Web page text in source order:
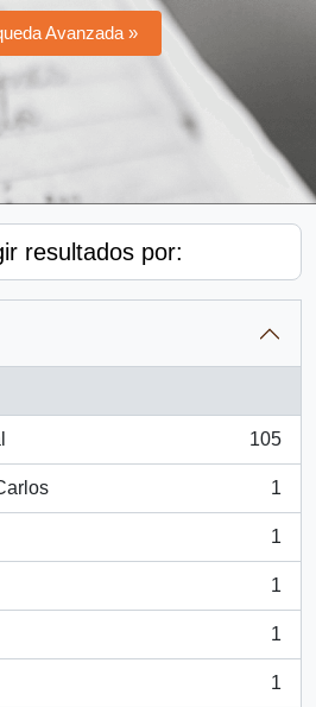
Avanzada »
resultados por:
105
1
1
1
1
1